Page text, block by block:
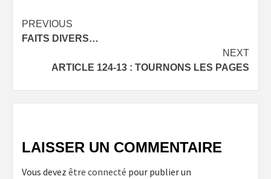
Post
navigation
PREVIOUS
FAITS DIVERS…
NEXT
ARTICLE 124-13 : TOURNONS LES PAGES
LAISSER UN COMMENTAIRE
Vous devez être connecté pour publier un